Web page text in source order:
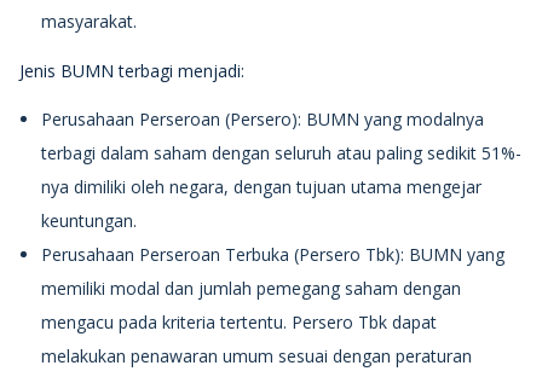
masyarakat.
Jenis BUMN terbagi menjadi:
Perusahaan Perseroan (Persero): BUMN yang modalnya
terbagi dalam saham dengan seluruh atau paling sedikit 51%-
nya dimiliki oleh negara, dengan tujuan utama mengejar
keuntungan.
Perusahaan Perseroan Terbuka (Persero Tbk): BUMN yang
memiliki modal dan jumlah pemegang saham dengan
mengacu pada kriteria tertentu. Persero Tbk dapat
melakukan penawaran umum sesuai dengan peraturan